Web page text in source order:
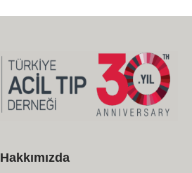
Hakkımızda